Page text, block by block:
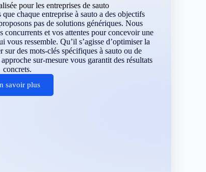
pour les entreprises de sauto
chaque entreprise à sauto a des objectifs
pas de solutions génériques. Nous
concurrents et vos attentes pour concevoir une
vous ressemble. Qu’il s’agisse d’optimiser la
des mots-clés spécifiques à sauto ou de
sur-mesure vous garantit des résultats
concrets.
savoir plus